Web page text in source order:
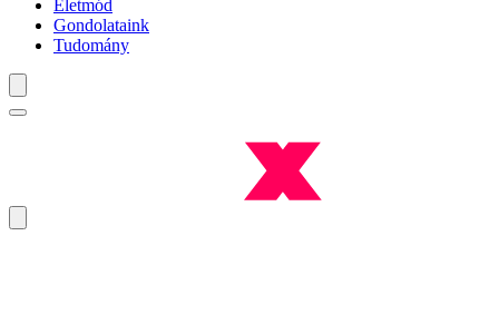
Életmód
Gondolataink
Tudomány